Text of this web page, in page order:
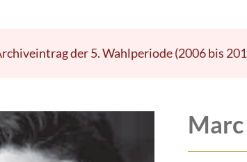
der 5. Wahlperiode (2006 bis